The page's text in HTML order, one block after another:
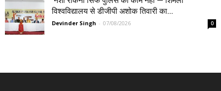
विश्वविद्यालय से डीजीपी अशोक तिवारी का...
Devinder Singh - 07/08/2026 0